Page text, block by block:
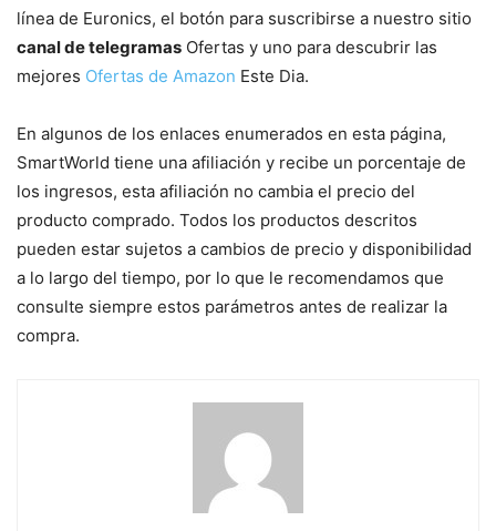
línea de Euronics, el botón para suscribirse a nuestro sitio
canal de telegramas Ofertas y uno para descubrir las
mejores Ofertas de Amazon Este Dia.
En algunos de los enlaces enumerados en esta página,
SmartWorld tiene una afiliación y recibe un porcentaje de
los ingresos, esta afiliación no cambia el precio del
producto comprado. Todos los productos descritos
pueden estar sujetos a cambios de precio y disponibilidad
a lo largo del tiempo, por lo que le recomendamos que
consulte siempre estos parámetros antes de realizar la
compra.